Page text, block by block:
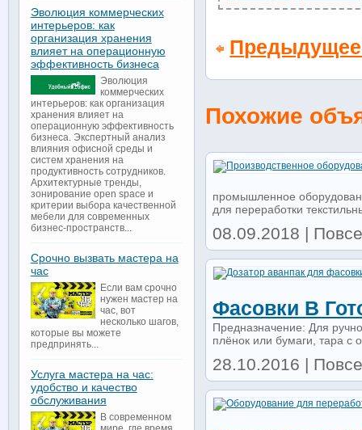
Похожие
промышленное
для переработки
08.09.2018 |
Фасовки В
Предназначение: Для
плёнок или бумаги, тара с
28.10.2016 |
Эволюция коммерческих
интерьеров: как
организация хранения
влияет на операционную
эффективность бизнеса
Эволюция
коммерческих
интерьеров: как организация
хранения влияет на
операционную эффективность
бизнеса. Экспертный анализ
влияния офисной среды и
систем хранения на
продуктивность сотрудников.
Архитектурные тренды,
зонирование open space и
критерии выбора качественной
мебели для современных
бизнес-пространств...
Срочно вызвать мастера на
час
Если вам срочно
нужен мастер на
час, вот
несколько шагов,
которые вы можете
предпринять...
Услуга мастера на час:
удобство и качество
обслуживания
В современном